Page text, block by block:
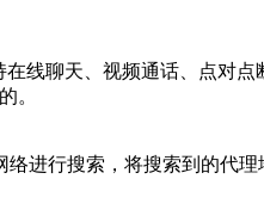
线聊天、视频通话、点对
。
络进行搜索，将搜索到的代